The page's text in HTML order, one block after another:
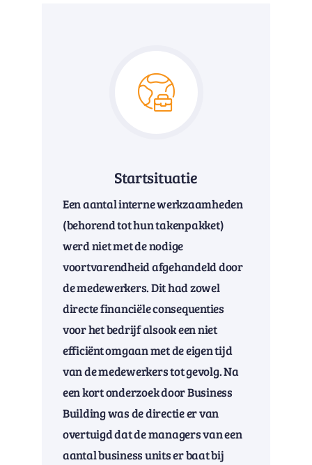
Startsituatie
Een aantal interne werkzaamheden
(behorend tot hun takenpakket)
werd niet met de nodige
voortvarendheid afgehandeld door
de medewerkers. Dit had zowel
directe financiële consequenties
voor het bedrijf alsook een niet
efficiënt omgaan met de eigen tijd
van de medewerkers tot gevolg. Na
een kort onderzoek door Business
Building was de directie er van
overtuigd dat de managers van een
aantal business units er baat bij